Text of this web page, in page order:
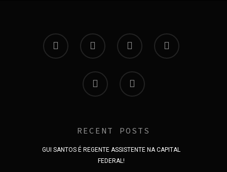
RECENT POSTS
GUI SANTOS É REGENTE ASSISTENTE NA CAPITAL
FEDERAL!